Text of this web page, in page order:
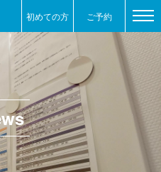
初めての方 ご予約